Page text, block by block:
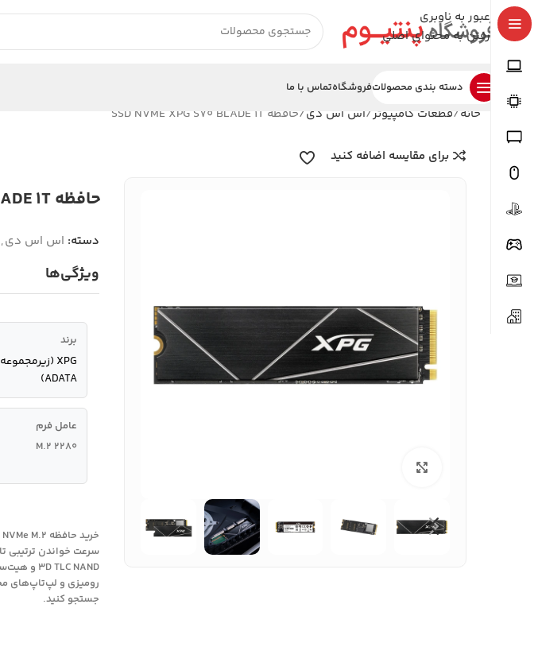
عبور به ناوبری
رفتن به محتوای اصلی
دسته بندی محصولاتفروشگاهتماس با ما
خانه قطعات کامپیوتر اس اس دی حافظه SSD NVME XPG S70 BLADE 1T
برای مقایسه اضافه کنید
حافظه SSD NVME XPG S70 BLADE 1T
دسته: اس اس دی,
ویژگی‌ها
برند
XPG (زیرمجموعه
ADATA)
عامل فرم
M.2 2280
جستجو کنید.